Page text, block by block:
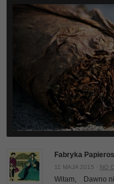
Fabryka
11 MAJA 2015 · NO
Witam, Dawno